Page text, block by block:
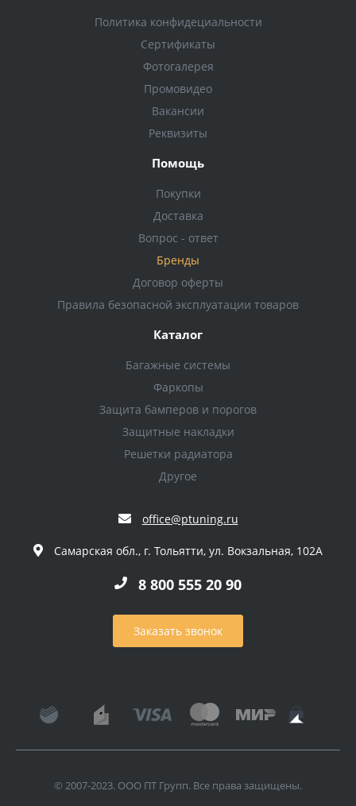
Политика конфидециальности
Сертификаты
Фотогалерея
Промовидео
Вакансии
Реквизиты
Помощь
Покупки
Доставка
Вопрос - ответ
Бренды
Договор оферты
Правила безопасной эксплуатации товаров
Каталог
Багажные системы
Фаркопы
Защита бамперов и порогов
Защитные накладки
Решетки радиатора
Другое
office@ptuning.ru
Самарская обл., г. Тольятти, ул. Вокзальная, 102А
8 800 555 20 90
Заказать звонок
© 2007-2023. ООО ПТ Групп. Все права защищены.